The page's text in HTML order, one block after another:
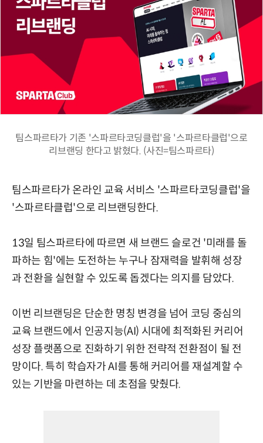
팀스파르타가 기존 '스파르타코딩클럽'을 '스파르타클럽'으로
리브랜딩 한다고 밝혔다. (사진=팀스파르타)
팀스파르타가 온라인 교육 서비스 '스파르타코딩클럽'을
'스파르타클럽'으로 리브랜딩한다.
13일 팀스파르타에 따르면 새 브랜드 슬로건 '미래를 돌
파하는 힘'에는 도전하는 누구나 잠재력을 발휘해 성장
과 전환을 실현할 수 있도록 돕겠다는 의지를 담았다.
이번 리브랜딩은 단순한 명칭 변경을 넘어 코딩 중심의
교육 브랜드에서 인공지능(AI) 시대에 최적화된 커리어
성장 플랫폼으로 진화하기 위한 전략적 전환점이 될 전
망이다. 특히 학습자가 AI를 통해 커리어를 재설계할 수
있는 기반을 마련하는 데 초점을 맞췄다.